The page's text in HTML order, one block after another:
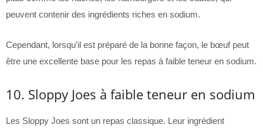
peuvent contenir des ingrédients riches en sodium.
Cependant, lorsqu’il est préparé de la bonne façon, le bœuf peut
être une excellente base pour les repas à faible teneur en sodium.
10. Sloppy Joes à faible teneur en sodium
Les Sloppy Joes sont un repas classique. Leur ingrédient